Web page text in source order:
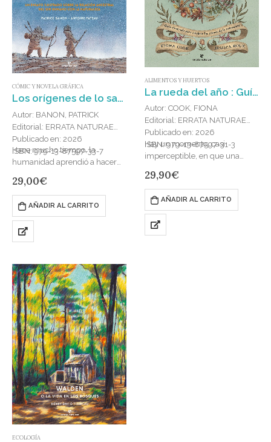
CÓMIC Y NOVELA GRÁFICA
Los orígenes de lo sagrado : Un ensayo ilustrado sobre la relación ancestral del ser humano con la naturaleza
Autor: BANON, PATRICK
Editorial: ERRATA NATURAE
Publicado en: 2026
ISBN: 979-13-87597-33-7
Hace mucho tiempo, la
humanidad aprendió a hacer
inconmensurable: por primera
vez fuimos capaces de crear
imágenes para lo invisible.
Entonces…
29,00€
AÑADIR AL CARRITO
ALIMENTOS Y HUERTOS
La rueda del año : Guía ilustrada para celebrar los ritmos de la naturaleza
Autor: COOK, FIONA
Editorial: ERRATA NATURAE
Publicado en: 2026
ISBN: 979-13-87597-31-3
Hay un momento, casi
imperceptible, en que una
ángulo de la luz se inclina de
otro modo,…
29,90€
AÑADIR AL CARRITO
ECOLOGÍA